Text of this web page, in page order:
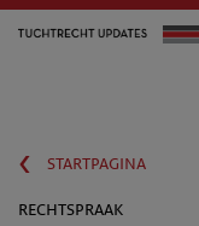
‹
startpagina
rechtspraak